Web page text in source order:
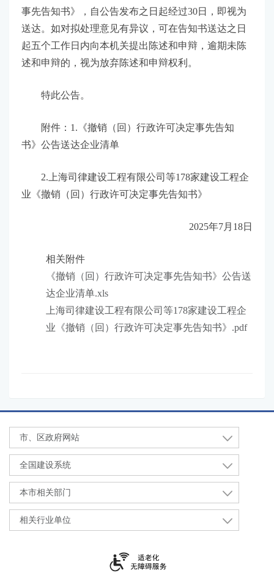
事先告知书》，自公告发布之日起经过30日，即视为
送达。如对拟处理意见有异议，可在告知书送达之日
起五个工作日内向本机关提出陈述和申辩，逾期未陈
述和申辩的，视为放弃陈述和申辩权利。
特此公告。
附件：1.《撤销（回）行政许可决定事先告知
书》公告送达企业清单
2.上海司律建设工程有限公司等178家建设工程企
业《撤销（回）行政许可决定事先告知书》
2025年7月18日
相关附件
《撤销（回）行政许可决定事先告知书》公告送
达企业清单.xls
上海司律建设工程有限公司等178家建设工程企
业《撤销（回）行政许可决定事先告知书》.pdf
市、区政府网站
全国建设系统
本市相关部门
相关行业单位